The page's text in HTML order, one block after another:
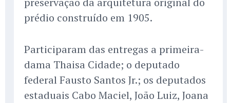
prédio construído em 1905.
Participaram das entregas a primeira-
dama Thaisa Cidade; o deputado
federal Fausto Santos Jr.; os deputados
estaduais Cabo Maciel, João Luiz, Joana